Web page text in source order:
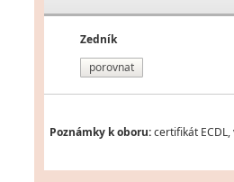
Zedník
porovnat
Poznámky k oboru:certifikát